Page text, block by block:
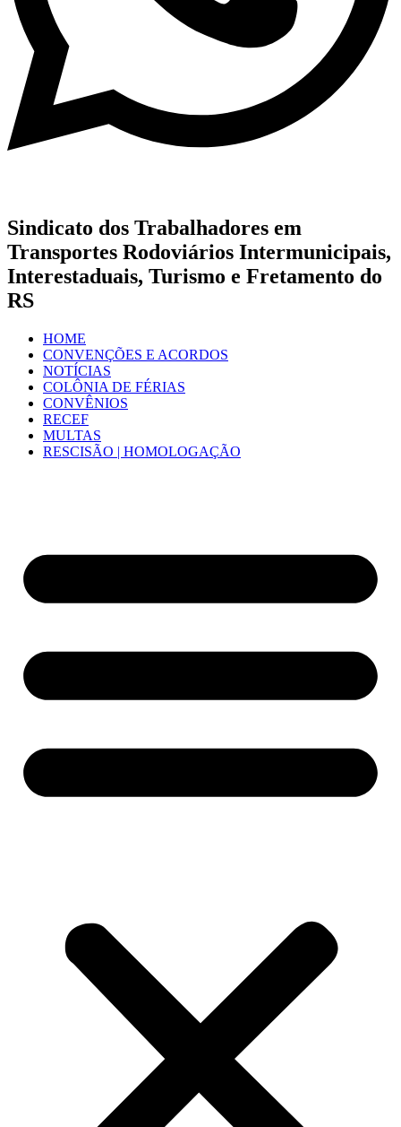
Sindicato dos Trabalhadores em
Transportes Rodoviários Intermunicipais,
Interestaduais, Turismo e Fretamento do
RS
HOME
CONVENÇÕES E ACORDOS
NOTÍCIAS
COLÔNIA DE FÉRIAS
CONVÊNIOS
RECEF
MULTAS
RESCISÃO | HOMOLOGAÇÃO